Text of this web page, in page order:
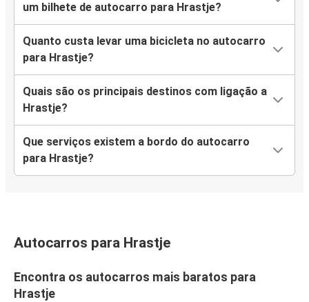
um bilhete de autocarro para Hrastje?
Quanto custa levar uma bicicleta no autocarro
para Hrastje?
Quais são os principais destinos com ligação a
Hrastje?
Que serviços existem a bordo do autocarro
para Hrastje?
Autocarros para Hrastje
Encontra os autocarros mais baratos para
Hrastje